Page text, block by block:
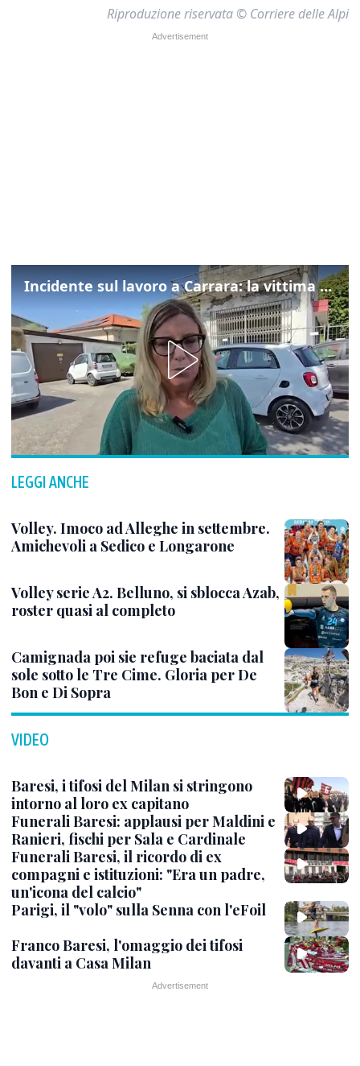
Riproduzione riservata © Corriere delle Alpi
Incidente sul lavoro a Carrara: la vittima un operario esperto settore marmifero
LEGGI ANCHE
Volley. Imoco ad Alleghe in settembre.
Amichevoli a Sedico e Longarone
Volley serie A2. Belluno, si sblocca Azab,
roster quasi al completo
Camignada poi sie refuge baciata dal
sole sotto le Tre Cime. Gloria per De
Bon e Di Sopra
VIDEO
Baresi, i tifosi del Milan si stringono
intorno al loro ex capitano
Funerali Baresi: applausi per Maldini e
Ranieri, fischi per Sala e Cardinale
Funerali Baresi, il ricordo di ex
compagni e istituzioni: "Era un padre,
un'icona del calcio"
Parigi, il "volo" sulla Senna con l'eFoil
Franco Baresi, l'omaggio dei tifosi
davanti a Casa Milan